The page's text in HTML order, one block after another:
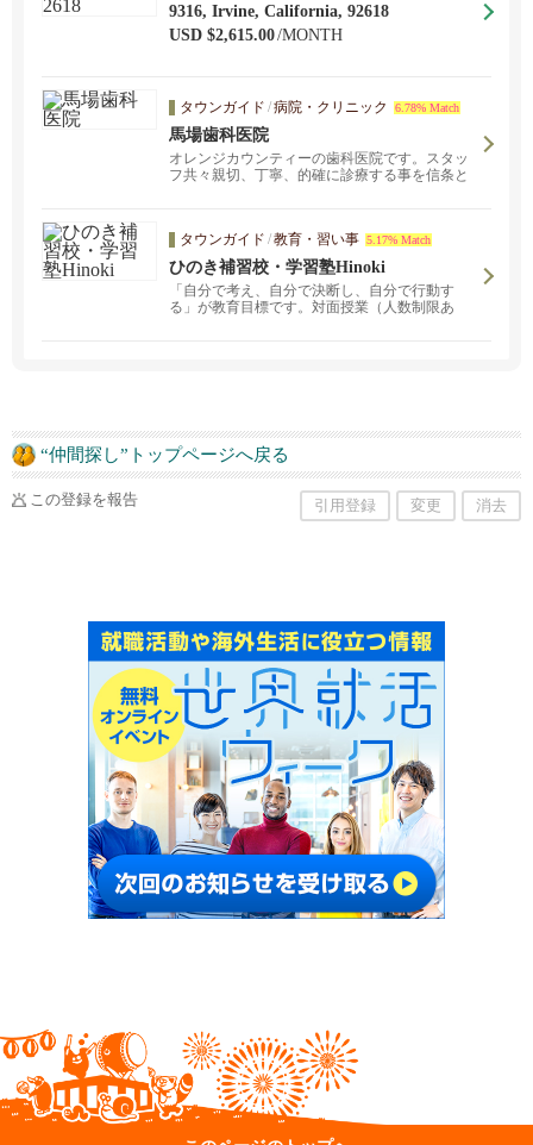
9316, Irvine, California, 92618
USD $2,615.00/MONTH
タウンガイド /病院・クリニック 6.78% Match
馬場歯科医院
オレンジカウンティーの歯科医院です。スタッ
フ共々親切、丁寧、的確に診療する事を信条と
タウンガイド /教育・習い事 5.17% Match
ひのき補習校・学習塾Hinoki
「自分で考え、自分で決断し、自分で行動す
る」が教育目標です。対面授業（人数制限あ
“仲間探し”トップページへ戻る
この登録を報告 引用登録 変更 消去